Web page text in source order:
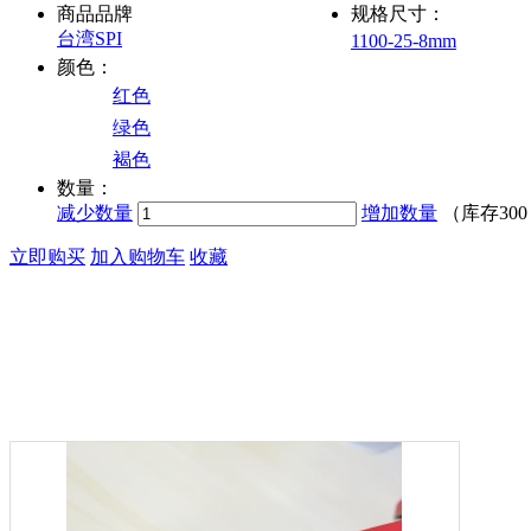
商品品牌
台湾SPI
规格尺寸：
1100-25-8mm
颜色：
红色
绿色
褐色
数量：
减少数量
增加数量 （库存300
立即购买 加入购物车 收藏